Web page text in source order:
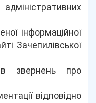
інформаційної
Зачепилівської
звернень про
відповідно